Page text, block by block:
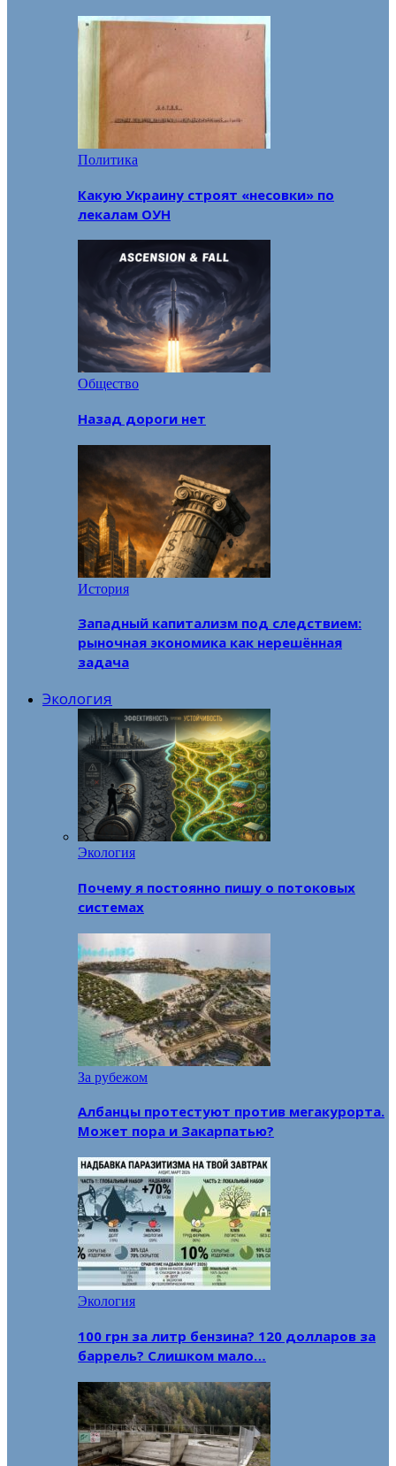
Политика
Какую Украину строят «несовки» по
лекалам ОУН
Общество
Назад дороги нет
История
Западный капитализм под следствием:
рыночная экономика как нерешённая
задача
Экология
Экология
Почему я постоянно пишу о потоковых
системах
За рубежом
Албанцы протестуют против мегакурорта.
Может пора и Закарпатью?
Экология
100 грн за литр бензина? 120 долларов за
баррель? Слишком мало…